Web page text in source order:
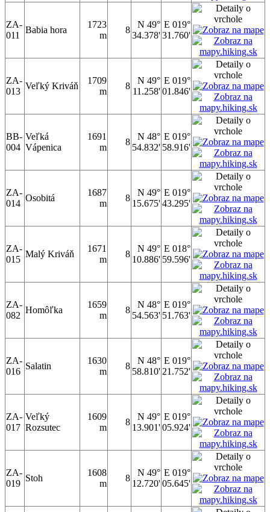
ZA-
011
Babia hora
1723
m
8
N 49°
34.378'
E 019°
31.760'
ZA-
013
Veľký Kriváň
1709
m
8
N 49°
11.258'
E 019°
01.846'
BB-
004
Veľká
Vápenica
1691
m
8
N 48°
54.832'
E 019°
58.916'
ZA-
014
Osobitá
1687
m
8
N 49°
15.675'
E 019°
43.295'
ZA-
015
Malý Kriváň
1671
m
8
N 49°
10.886'
E 018°
59.596'
ZA-
082
Homôľka
1659
m
8
N 48°
54.563'
E 019°
51.763'
ZA-
016
Salatin
1630
m
8
N 48°
58.810'
E 019°
21.752'
ZA-
017
Veľký
Rozsutec
1609
m
8
N 49°
13.901'
E 019°
05.924'
ZA-
019
Stoh
1608
m
8
N 49°
12.720'
E 019°
05.645'